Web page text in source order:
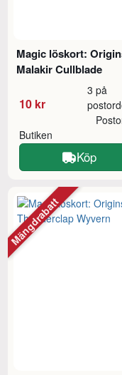
Magic löskort:
Malakir Cullblade
10 kr
3 på
Butiken
Köp
Mängdrabatt